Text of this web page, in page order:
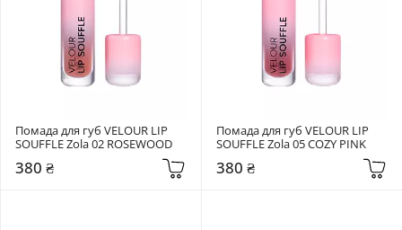
Помада для губ VELOUR LIP
SOUFFLE Zola 02 ROSEWOOD
380 ₴
Помада для губ VELOUR LIP
SOUFFLE Zola 05 COZY PINK
380 ₴